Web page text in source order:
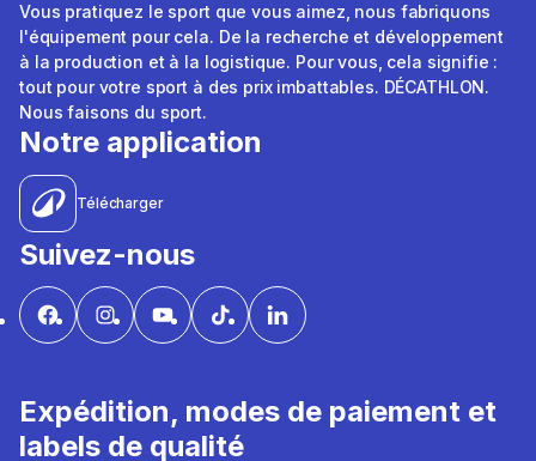
Vous pratiquez le sport que vous aimez, nous fabriquons
l'équipement pour cela. De la recherche et développement
à la production et à la logistique. Pour vous, cela signifie :
tout pour votre sport à des prix imbattables. DÉCATHLON.
Nous faisons du sport.
Notre application
Télécharger
Suivez-nous
Expédition, modes de paiement et
labels de qualité